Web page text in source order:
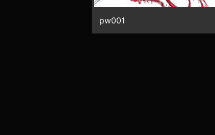
pw001